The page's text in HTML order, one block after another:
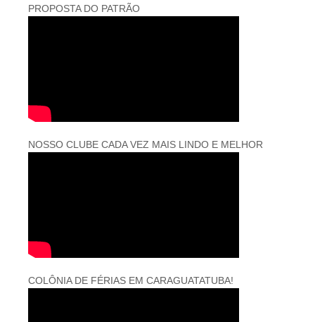
PROPOSTA DO PATRÃO
NOSSO CLUBE CADA VEZ MAIS LINDO E MELHOR
COLÔNIA DE FÉRIAS EM CARAGUATATUBA!